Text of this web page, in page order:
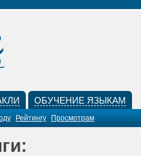
ОБУЧЕНИЕ ЯЗЫКАМ
Рейтингу Просмотрам